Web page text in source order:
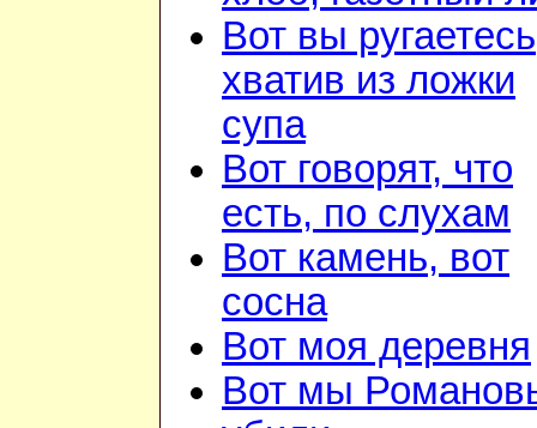
Вот вы
хватив из ложки
супа
Вот говорят, что
есть, по слухам
Вот камень, вот
сосна
Вот моя деревня
Вот мы